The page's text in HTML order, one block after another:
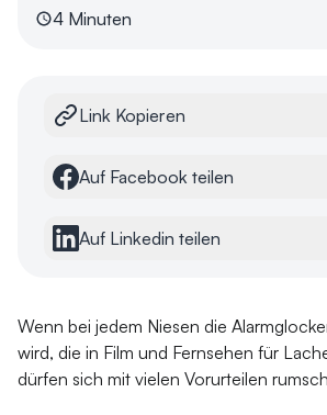
4 Minuten
Link Kopieren
Auf Facebook teilen
Auf Linkedin teilen
Wenn bei jedem Niesen die
wird, die in Film und Fernsehen für
dürfen sich mit vielen Vorurteilen